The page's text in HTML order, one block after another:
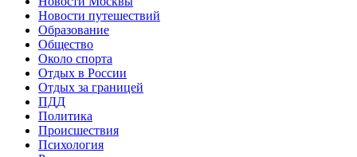
Новости путешествий
Образование
Общество
Около спорта
Отдых в России
Отдых за границей
ПДД
Политика
Происшествия
Психология